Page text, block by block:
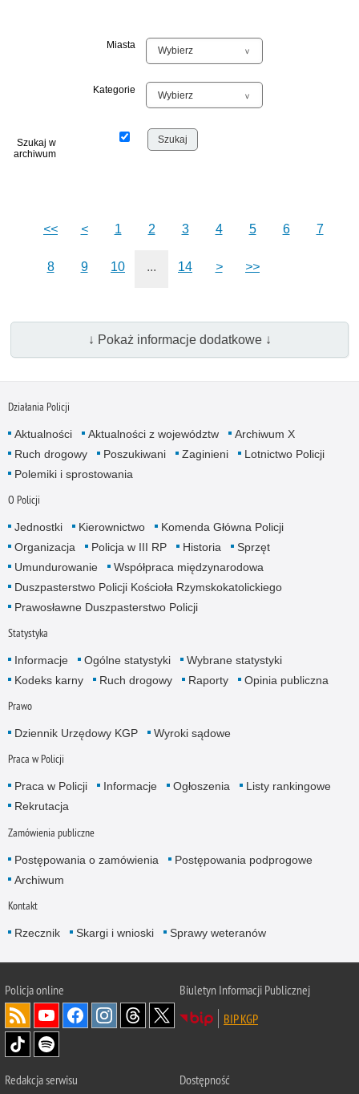
Miasta
Kategorie
Szukaj w
archiwum
<< < 1 2 3 4 5 6 7
8 9 10 ... 14 > >>
↓ Pokaż informacje dodatkowe ↓
Działania Policji
Aktualności Aktualności z województw
Archiwum X
Ruch drogowy
Poszukiwani Zaginieni
Lotnictwo Policji
Polemiki i sprostowania
O Policji
Jednostki Kierownictwo
Komenda Główna Policji
Organizacja
Policja w III RP Historia
Sprzęt
Umundurowanie
Współpraca międzynarodowa
Duszpasterstwo Policji Kościoła Rzymskokatolickiego
Prawosławne Duszpasterstwo Policji
Statystyka
Informacje Ogólne statystyki
Wybrane statystyki
Kodeks karny
Ruch drogowy Raporty Opinia publiczna
Prawo
Dziennik Urzędowy KGP Wyroki sądowe
Praca w Policji
Praca w Policji Informacje Ogłoszenia
Listy rankingowe
Rekrutacja
Zamówienia publiczne
Postępowania o zamówienia
Postępowania podprogowe
Archiwum
Kontakt
Rzecznik Skargi i wnioski Sprawy weteranów
Policjaonline
Biuletyn Informacji Publicznej
BIP KGP
Redakcja serwisu Dostępność